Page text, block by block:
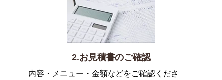
2.お見積書のご確認
内容・メニュー・金額などをご確認くださ